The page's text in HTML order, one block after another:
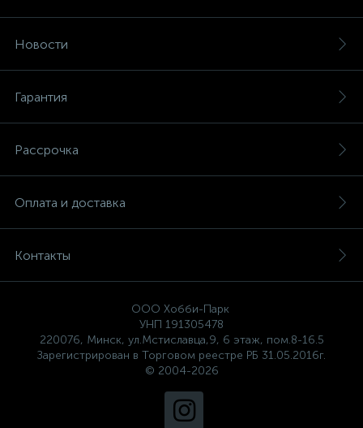
Новости
Гарантия
Рассрочка
Оплата и доставка
Контакты
ООО Хобби-Парк
УНП 191305478
220076, Минск, ул.Мстиславца,9, 6 этаж, пом.8-16.5
Зарегистрирован в Торговом реестре РБ 31.05.2016г.
© 2004-2026